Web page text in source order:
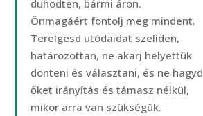
dühödten, bármi áron.
Önmagáért fontolj meg mindent.
Terelgesd utódaidat szelíden,
határozottan, ne akarj helyettük
dönteni és választani, és ne hagyd
őket irányítás és támasz nélkül,
mikor arra van szükségük.